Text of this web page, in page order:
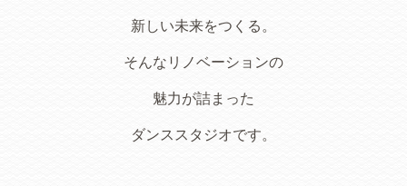
新しい未来をつくる。
そんなリノベーションの
魅力が詰まった
ダンススタジオです。